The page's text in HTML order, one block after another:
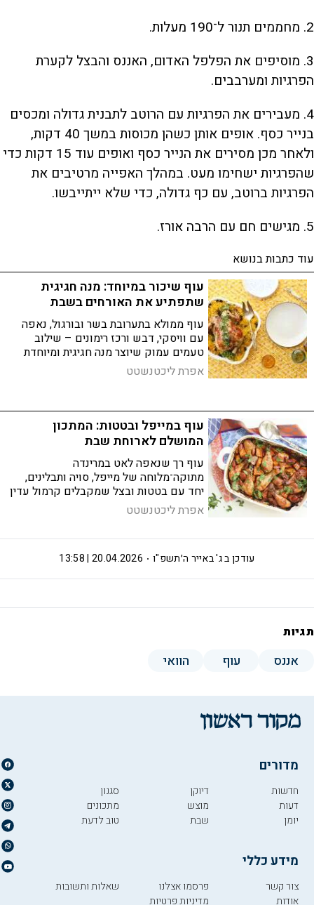
2. מחממים תנור ל־190 מעלות.
3. מוסיפים את הפלפל האדום, האננס והבצל לקערת
הפרגיות ומערבבים.
4. מעבירים את הפרגיות עם הרוטב לתבנית גדולה ומכסים
בנייר כסף. אופים אותן כשהן מכוסות במשך 40 דקות,
ולאחר מכן מסירים את הנייר כסף ואופים עוד 15 דקות כדי
שהפרגיות ישחימו מעט. במהלך האפייה מרטיבים את
הפרגיות ברוטב, עם כף גדולה, כדי שלא ייתייבשו.
5. מגישים חם עם הרבה אורז.
עוד כתבות בנושא
עוף שיכור במיוחד: מנה חגיגית
שתפתיע את האורחים בשבת
עוף ממולא בתערובת בשר ובורגול, נאפה
עם וויסקי, דבש ורכז רימונים – שילוב
טעמים עמוק שיוצר מנה חגיגית ומיוחדת
לשבת
אפרת ליכטנשטט
עוף במייפל ובטטות: המתכון
המושלם לארוחת שבת
עוף רך שנאפה לאט במרינדה
מתוקה־מלוחה של מייפל, סויה ותבלינים,
יחד עם בטטות ובצל שמקבלים קרמול עדין
בתנור. מתכון פשוט לתבנית אחת שמושלם
לארוחת שבת משפחתית
אפרת ליכטנשטט
ג' באייר ה׳תשפ"ו 20.04.2026 | 13:58 עודכן ב
תגיות
אננס עוף הוואי
מדורים
חדשות
דעות
יומן
דיוקן
מוצש
שבת
סגנון
מתכונים
טוב לדעת
מידע כללי
צור קשר
אודות
פרסמו אצלנו
מדיניות פרטיות
שאלות ותשובות